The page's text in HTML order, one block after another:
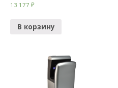
13 177₽
В корзину